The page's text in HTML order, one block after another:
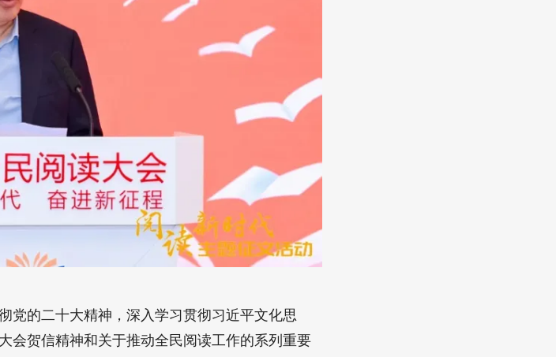
党的二十大精神，深入学习贯彻习近平文化思
会贺信精神和关于推动全民阅读工作的系列重要